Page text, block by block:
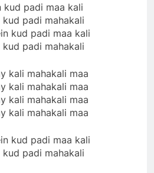
kud padi maa kali
kud padi mahakali
kud padi maa kali
kud padi mahakali
kali mahakali maa
kali mahakali maa
kali mahakali maa
kali mahakali maa
kud padi maa kali
kud padi mahakali